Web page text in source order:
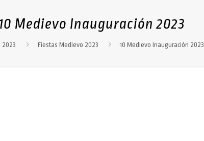
Medievo Inauguración 2023
2023 Fiestas Medievo 2023 10 Medievo Inauguración 2023